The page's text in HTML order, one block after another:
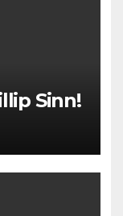
Sinn!